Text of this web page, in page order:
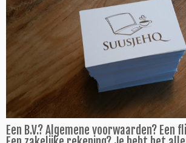
Een B.V.? Algemene voorwaarden? Een